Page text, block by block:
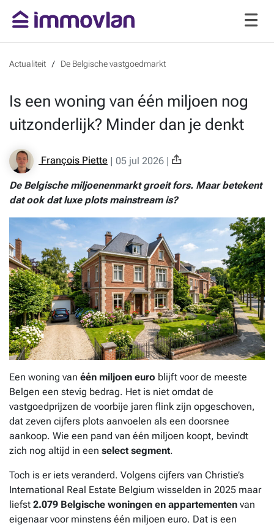
Actualiteit De Belgische vastgoedmarkt
Is een woning van één miljoen nog
uitzonderlijk? Minder dan je denkt
François Piette | 05 jul 2026 |
De Belgische miljoenenmarkt groeit fors. Maar betekent
dat ook dat luxe plots mainstream is?
Een woning van één miljoen euro blijft voor de meeste
Belgen een stevig bedrag. Het is niet omdat de
vastgoedprijzen de voorbije jaren flink zijn opgeschoven,
dat zeven cijfers plots aanvoelen als een doorsnee
aankoop. Wie een pand van één miljoen koopt, bevindt
zich nog altijd in een select segment.
Toch is er iets veranderd. Volgens cijfers van Christie’s
International Real Estate Belgium wisselden in 2025 maar
liefst 2.079 Belgische woningen en appartementen van
eigenaar voor minstens één miljoen euro. Dat is een